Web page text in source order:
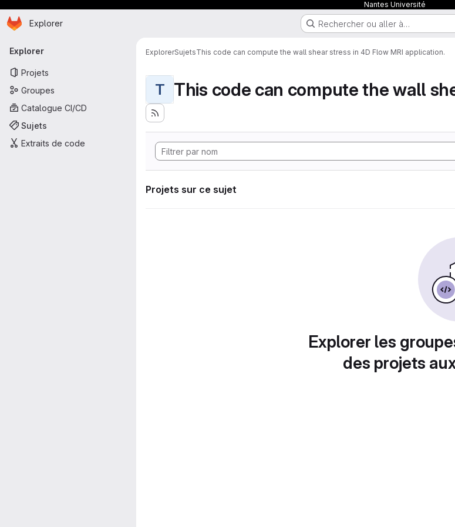
Nantes Université
Passer au contenu principal
Page d'accueil
Explorer Rechercher ou aller à…
Navigation principale
Explorer
Projets
Groupes
Catalogue CI/CD
Sujets
Extraits de code
ExplorerSujetsThis code can compute the wall shear stress in 4D Flow MRI application.
T
Projets sur ce sujet
Explorer les
des projets